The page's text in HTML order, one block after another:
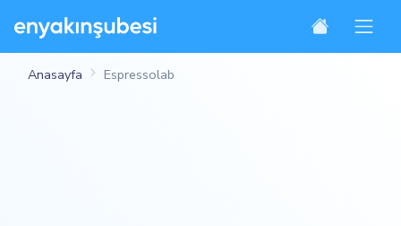
Anasayfa Espressolab